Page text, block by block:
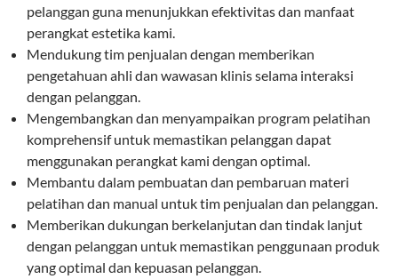
pelanggan guna menunjukkan efektivitas dan manfaat
perangkat estetika kami.
Mendukung tim penjualan dengan memberikan
pengetahuan ahli dan wawasan klinis selama interaksi
dengan pelanggan.
Mengembangkan dan menyampaikan program pelatihan
komprehensif untuk memastikan pelanggan dapat
menggunakan perangkat kami dengan optimal.
Membantu dalam pembuatan dan pembaruan materi
pelatihan dan manual untuk tim penjualan dan pelanggan.
Memberikan dukungan berkelanjutan dan tindak lanjut
dengan pelanggan untuk memastikan penggunaan produk
yang optimal dan kepuasan pelanggan.